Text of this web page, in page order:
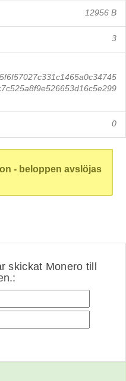
12956 B
3
0
- beloppen avslöjas
skickat Monero till